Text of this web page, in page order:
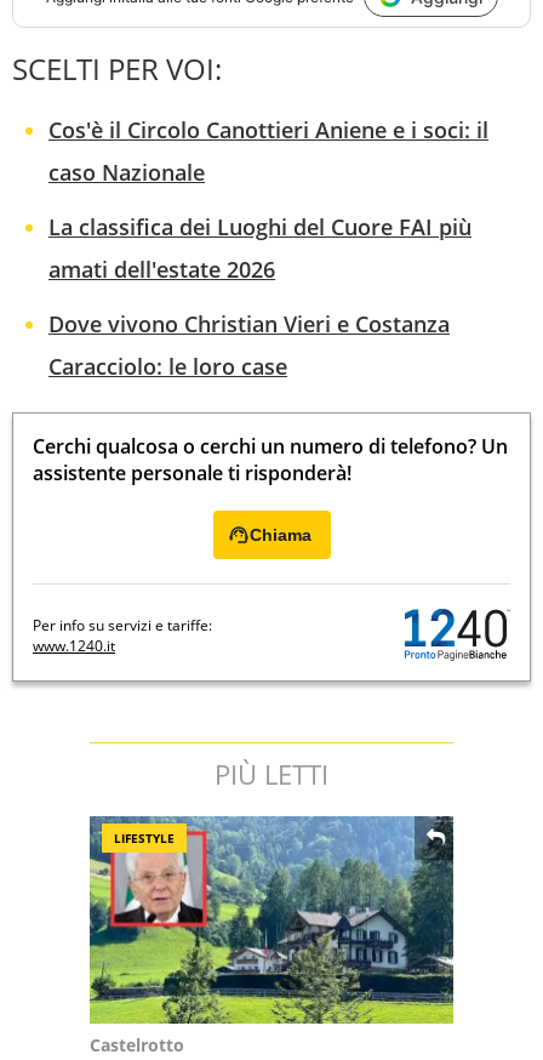
SCELTI PER VOI:
Cos'è il Circolo Canottieri Aniene e i soci: il
caso Nazionale
La classifica dei Luoghi del Cuore FAI più
amati dell'estate 2026
Dove vivono Christian Vieri e Costanza
Caracciolo: le loro case
Cerchi qualcosa o cerchi un numero di telefono? Un
assistente personale ti risponderà!
Chiama
Per info su servizi e tariffe:
www.1240.it
PIÙ LETTI
LIFESTYLE
Castelrotto